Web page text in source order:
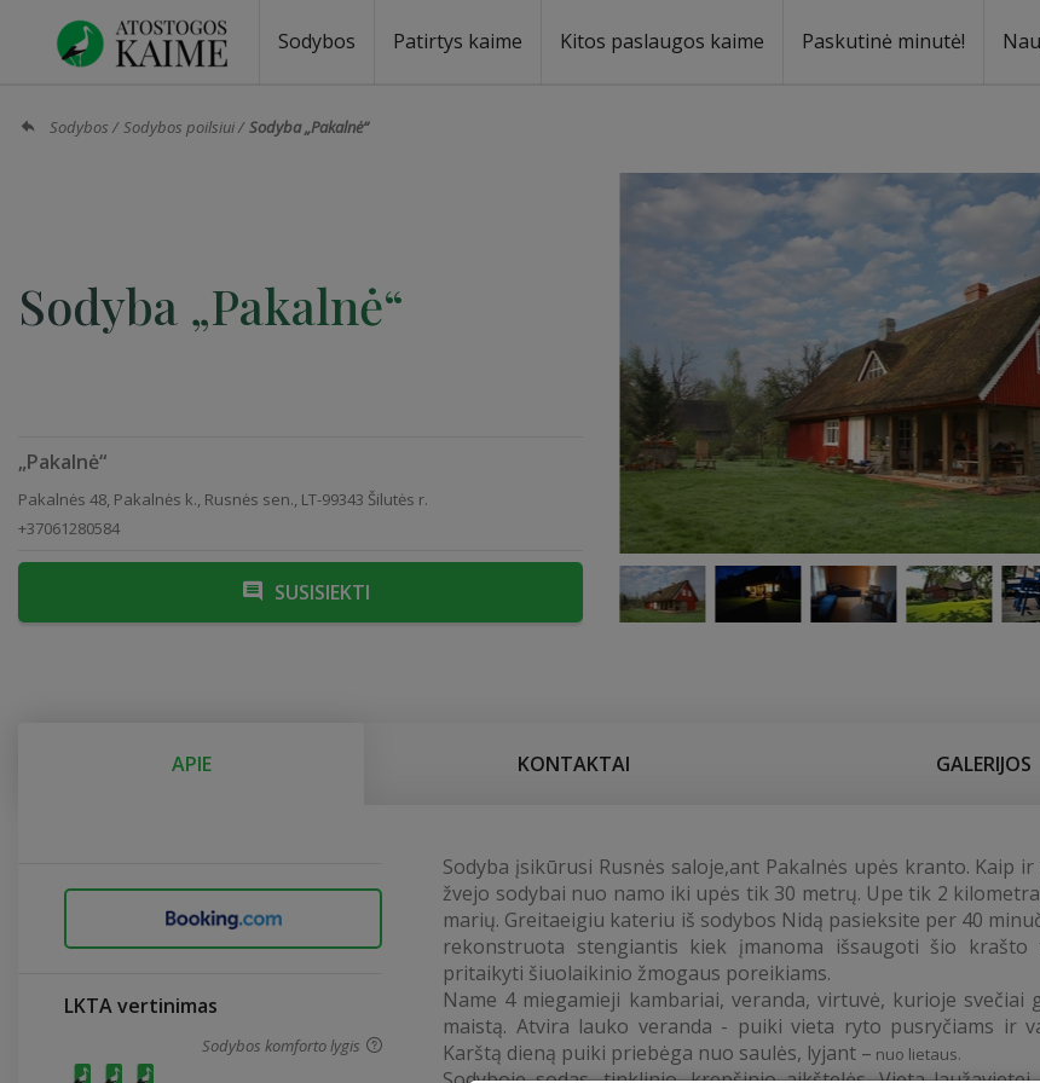
Sodybos Patirtys kaime Kitos paslaugos kaime Paskutinė minutė!
Sodybos Sodybos poilsiui Sodyba „Pakalnė“
Sodyba „Pakalnė“
„Pakalnė“
Pakalnės 48, Pakalnės k., Rusnės sen., LT-99343 Šilutės r.
+37061280584
SUSISIEKTI
APIE KONTAKTAI GALERIJOS
LKTA vertinimas
Sodybos komforto lygis
Sodyba įsikūrusi Rusnės saloje,ant Pakalnės upės kranto. Kaip ir
žvejo sodybai nuo namo iki upės tik 30 metrų. Upe tik 2
marių. Greitaeigiu kateriu iš sodybos Nidą pasieksite per 40
rekonstruota stengiantis kiek įmanoma išsaugoti šio krašto
pritaikyti šiuolaikinio žmogaus poreikiams.
Name 4 miegamieji kambariai, veranda, virtuvė, kurioje svečiai
maistą. Atvira lauko veranda - puiki vieta ryto pusryčiams ir
Karštą dieną puiki priebėga nuo saulės, lyjant – nuo lietaus.